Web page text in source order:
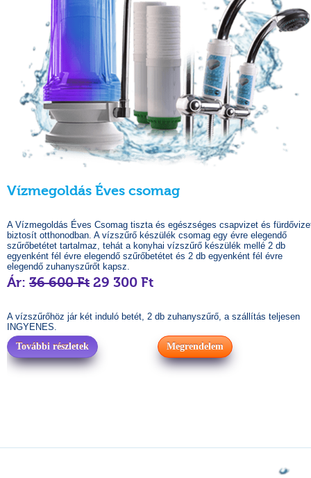
Vízmegoldás Éves csomag
A Vízmegoldás Éves Csomag tiszta és egészséges csapvizet és
biztosít otthonodban. A vízszűrő készülék csomag egy évre elegendő
szűrőbetétet tartalmaz, tehát a konyhai vízszűrő készülék mellé 2 db
egyenként fél évre elegendő szűrőbetétet és 2 db egyenként fél évre
elegendő zuhanyszűrőt kapsz.
Ár: 36 600 Ft 29 300 Ft
A vízszűrőhöz jár két induló betét, 2 db zuhanyszűrő, a szállítás teljesen
INGYENES.
További részletek
Megrendelem